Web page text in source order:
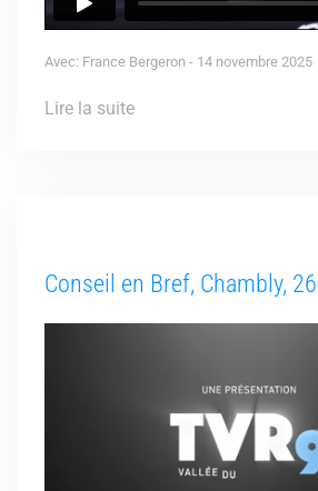
Avec: France Bergeron - 14 novembre 2025
Lire la suite
Conseil en Bref, Chambly,